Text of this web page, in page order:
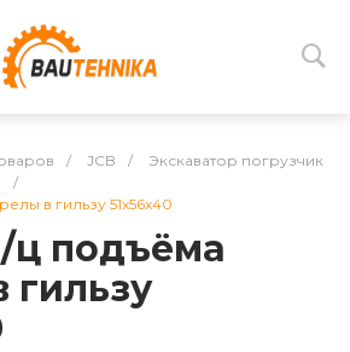
/ JCB /
Экскаватор погрузчик
/
в гильзу 51x56x40
ц подъёма
гильзу